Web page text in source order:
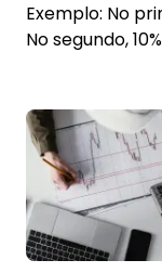
Exemplo: No
No segundo,